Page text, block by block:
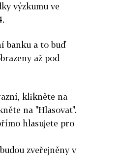
výzkumu ve
banku a to buď
až pod
klikněte na
na "Hlasovat".
hlasujete pro
zveřejněny v